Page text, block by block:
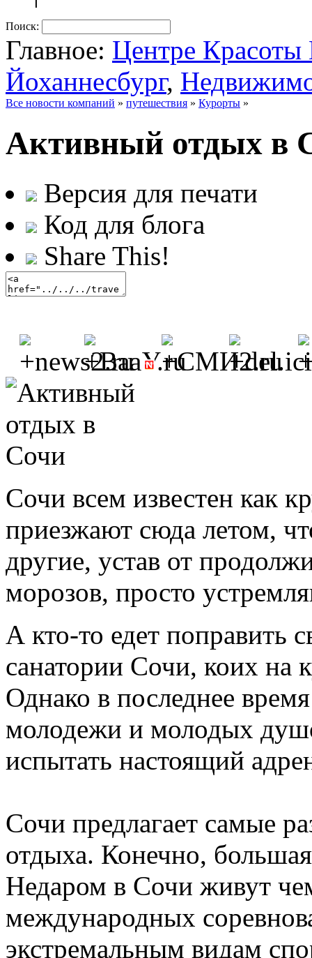
Поиск:
Главное: Центре
Йоханнесбург,
Все новости компаний » путешествия » Курорты »
Активный отдых в
Версия для печати
Код для блога
Share This!
Сочи всем известен как
приезжают сюда летом,
другие, устав от
морозов, просто
А кто-то едет поправить
санатории Сочи, коих на
Однако в последнее
молодежи и молодых
испытать настоящий
Сочи предлагает самые
отдыха. Конечно,
Недаром в Сочи живут
международных
экстремальным видам